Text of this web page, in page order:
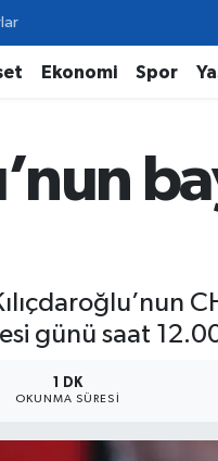
Ekonomi Spor
günü saat
1 DK
OKUNMA SÜRESI